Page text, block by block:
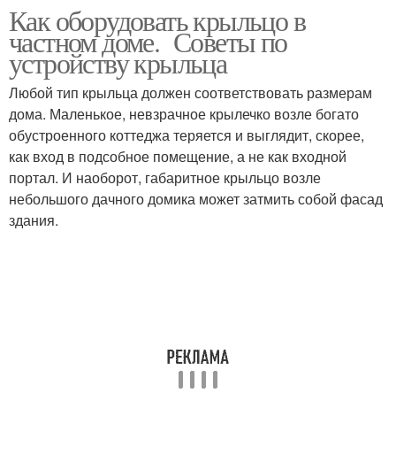
Как оборудовать крыльцо в
частном доме. Советы по
устройству крыльца
Любой тип крыльца должен соответствовать размерам
дома. Маленькое, невзрачное крылечко возле богато
обустроенного коттеджа теряется и выглядит, скорее,
как вход в подсобное помещение, а не как входной
портал. И наоборот, габаритное крыльцо возле
небольшого дачного домика может затмить собой фасад
здания.